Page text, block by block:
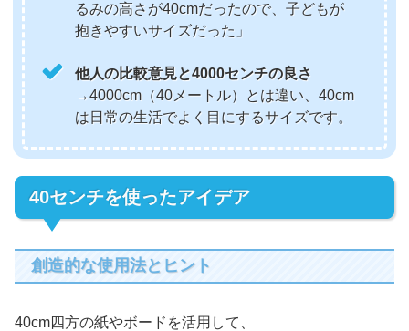
るみの高さが40cmだったので、子どもが
抱きやすいサイズだった」
他人の比較意見と4000センチの良さ
→4000cm（40メートル）とは違い、40cm
は日常の生活でよく目にするサイズです。
40センチを使ったアイデア
創造的な使用法とヒント
40cm四方の紙やボードを活用して、